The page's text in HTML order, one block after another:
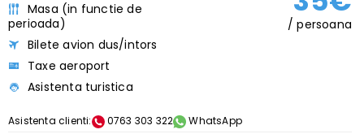
Masa (in functie de
perioada)
Bilete avion dus/intors
Taxe aeroport
Asistenta turistica
/ persoana
Asistenta clienti: 0763 303 322 WhatsApp